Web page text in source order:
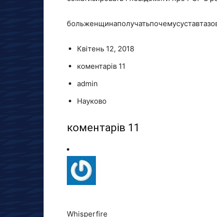
Квітень 12, 2018
коментарів 11
admin
Науково
коментарів 11
Whisperfire